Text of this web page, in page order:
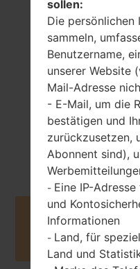
-
Android 8.x Oreo
Buy
sollen:
Die persönlichen
sammeln,
Benutzername,
unserer Website
Mail-Adresse
- E-Mail, um die
bestätigen und
zurückzusetzen,
Abonnent sind),
- Eine IP-
und
Informationen
- Land, für
Land und